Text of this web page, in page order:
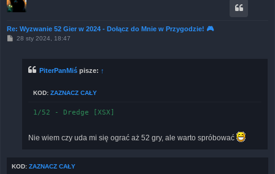
Re: Wyzwanie 52 Gier w 2024 - Dołącz do Mnie w Przygodzie! 🎮
P28 sty 2024, 18:47
PiterPanMiś pisze: ↑
KOD: ZAZNACZ CAŁY
Nie wiem czy uda mi się ograć aż 52 gry, ale warto spróbować
KOD: ZAZNACZ CAŁY